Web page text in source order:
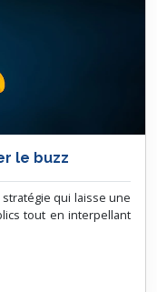
le buzz
qui laisse une
tout en interpellant